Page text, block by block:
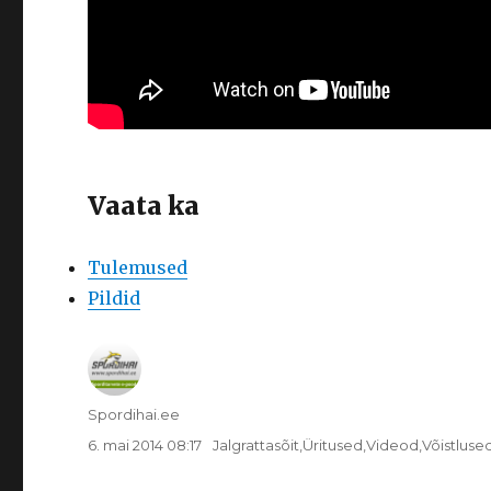
Vaata ka
Tulemused
Pildid
Autor
Spordihai.ee
Postitatud
6. mai 2014 08:17 Rubriigid
Jalgrattasõit Üritused ,Videod ,